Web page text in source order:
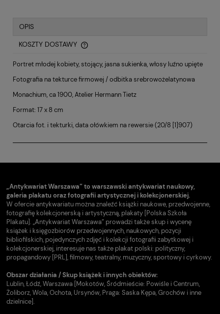
OPIS
KOSZTY DOSTAWY
CENA NIE ZAWIERA EWENTUALNYCH KOSZTÓW PŁATNOŚCI
Portret młodej kobiety, stojący, jasna sukienka, włosy luźno upięte
Fotografia na tekturce firmowej / odbitka srebrowożelatynowa
Monachium, ca 1900, Atelier Hermann Tietz
Format: 17 x 8 cm
Otarcia fot. i tekturki, data ołówkiem na rewersie (20/8 [1]907)
„Antykwariat Warszawa” to warszawski antykwariat naukowy,
galeria plakatu oraz fotografii artystycznej i kolekcjonerskiej.
W ofercie antykwariatu można znaleźć książki naukowe, przedwojenne,
fotografię kolekcjonerską i artystyczną, plakaty [Polska Szkoła
Plakatu]. „Antykwariat Warszawa” prowadzi także skup i wycenę
książek i księgozbiorów przedwojennych, naukowych, pozycji
bibliofilskich, pojedynczych zdjęć i kolekcji fotografii zabytkowej i
kolekcjonerskiej, interesuje nas także plakat polski: polityczny,
propagandowy [PRL], filmowy, teatralny, muzyczny, sportowy i cyrkowy.
Obszar działania / Skup książek i innych obiektów:
Lublin, Łódź, Warszawa [Mokotów, Śródmieście: Powiśle i Centrum,
Żoliborz, Wola, Ochota, Ursynów, Praga: Saska Kępa, Grochów i inne
dzielnice].